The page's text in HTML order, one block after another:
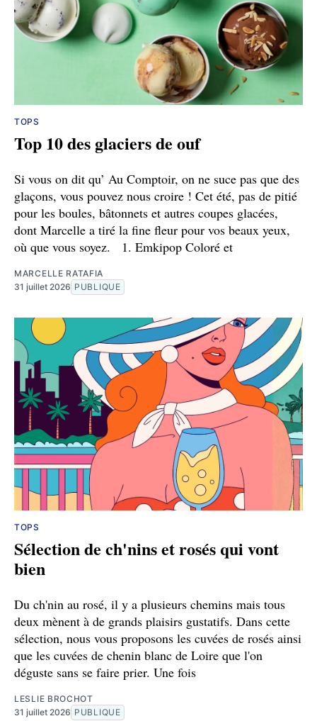
TOPS
Top 10 des glaciers de ouf
Si vous on dit qu’ Au Comptoir, on ne suce pas que des
glaçons, vous pouvez nous croire ! Cet été, pas de pitié
pour les boules, bâtonnets et autres coupes glacées,
dont Marcelle a tiré la fine fleur pour vos beaux yeux,
où que vous soyez. 1. Emkipop Coloré et
MARCELLE RATAFIA
31 juillet 2026 PUBLIQUE
TOPS
Sélection de ch'nins et rosés qui vont
bien
Du ch'nin au rosé, il y a plusieurs chemins mais tous
deux mènent à de grands plaisirs gustatifs. Dans cette
sélection, nous vous proposons les cuvées de rosés ainsi
que les cuvées de chenin blanc de Loire que l'on
déguste sans se faire prier. Une fois
LESLIE BROCHOT
31 juillet 2026 PUBLIQUE